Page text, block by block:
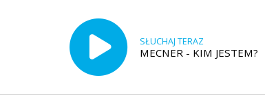
SŁUCHAJ TERAZ
MECNER - KIM JESTEM?